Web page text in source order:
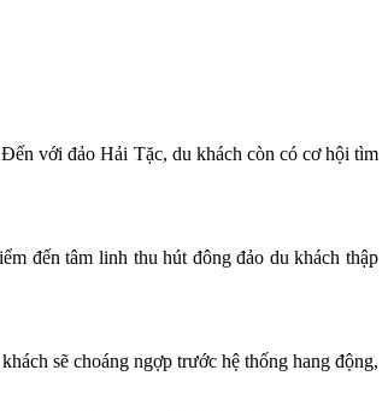
với đảo Hải Tặc, du khách còn có cơ hội tìm
đến tâm linh thu hút đông đảo du khách thập
sẽ choáng ngợp trước hệ thống hang động,